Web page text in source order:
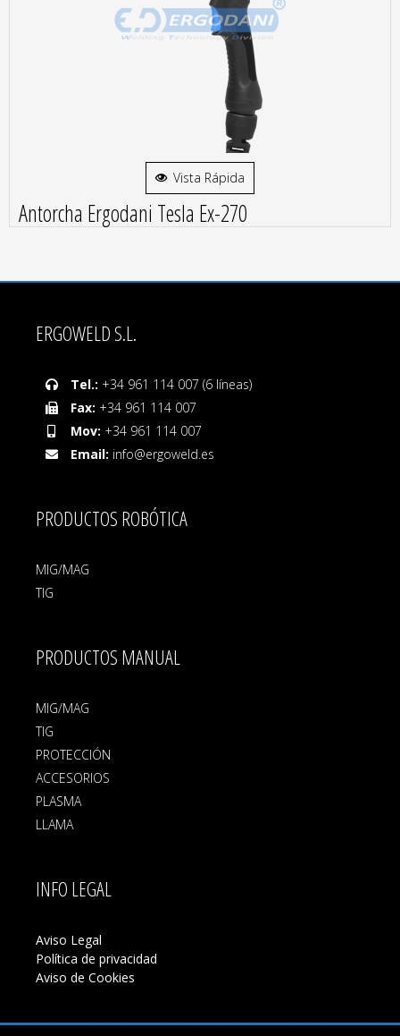
Vista Rápida
Antorcha Ergodani Tesla Ex-270
ERGOWELD S.L.
Tel.: +34 961 114 007 (6 líneas)
Fax: +34 961 114 007
Mov: +34 961 114 007
Email: info@ergoweld.es
PRODUCTOS ROBÓTICA
MIG/MAG
TIG
PRODUCTOS MANUAL
MIG/MAG
TIG
PROTECCIÓN
ACCESORIOS
PLASMA
LLAMA
INFO LEGAL
Aviso Legal
Política de privacidad
Aviso de Cookies